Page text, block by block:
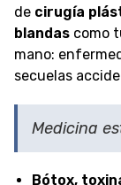
de cirugía
blandas como
mano:
secuelas
Medicina
Bótox,